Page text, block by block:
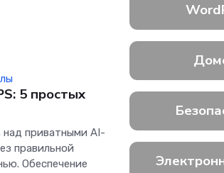
5 простых
над приватными AI-
правильной
Обеспечение